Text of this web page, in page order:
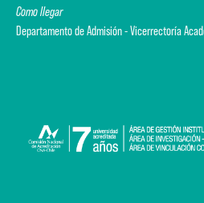
Como llegar
Departamento de Admisión - Vicerrectoría